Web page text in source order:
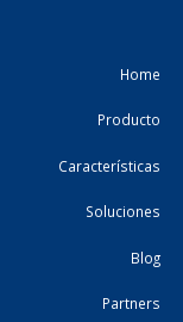
Home
Producto
Características
Soluciones
Blog
Partners